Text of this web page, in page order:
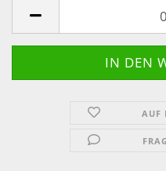
AUF